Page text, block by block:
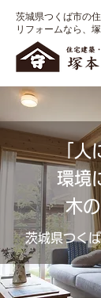
茨城県つくば市の
リフォームなら、
「
環境
木
茨城県つく